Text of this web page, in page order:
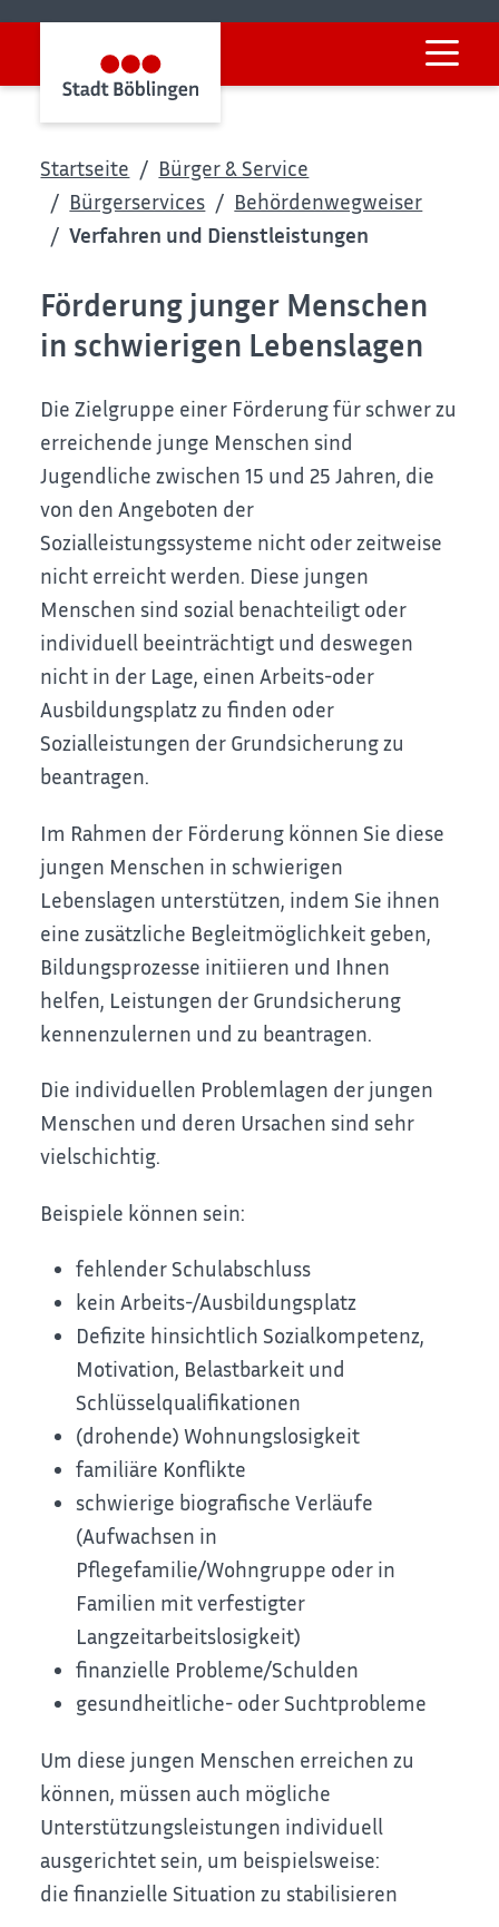
Startseite
Bürger & Service
Bürgerservices
Behördenwegweiser
Verfahren und Dienstleistungen
Förderung junger Menschen
in schwierigen Lebenslagen
Die Zielgruppe einer Förderung für schwer zu
erreichende junge Menschen sind
Jugendliche zwischen 15 und 25 Jahren, die
von den Angeboten der
Sozialleistungssysteme nicht oder zeitweise
nicht erreicht werden. Diese jungen
Menschen sind sozial benachteiligt oder
individuell beeinträchtigt und deswegen
nicht in der Lage, einen Arbeits-oder
Ausbildungsplatz zu finden oder
Sozialleistungen der Grundsicherung zu
beantragen.
Im Rahmen der Förderung können Sie diese
jungen Menschen in schwierigen
Lebenslagen unterstützen, indem Sie ihnen
eine zusätzliche Begleitmöglichkeit geben,
Bildungsprozesse initiieren und Ihnen
helfen, Leistungen der Grundsicherung
kennenzulernen und zu beantragen.
Die individuellen Problemlagen der jungen
Menschen und deren Ursachen sind sehr
vielschichtig.
Beispiele können sein:
fehlender Schulabschluss
kein Arbeits-/Ausbildungsplatz
Defizite hinsichtlich Sozialkompetenz,
Motivation, Belastbarkeit und
Schlüsselqualifikationen
(drohende) Wohnungslosigkeit
familiäre Konflikte
schwierige biografische Verläufe
(Aufwachsen in
Pflegefamilie/Wohngruppe oder in
Familien mit verfestigter
Langzeitarbeitslosigkeit)
finanzielle Probleme/Schulden
gesundheitliche- oder Suchtprobleme
Um diese jungen Menschen erreichen zu
können, müssen auch mögliche
Unterstützungsleistungen individuell
ausgerichtet sein, um beispielsweise:
die finanzielle Situation zu stabilisieren